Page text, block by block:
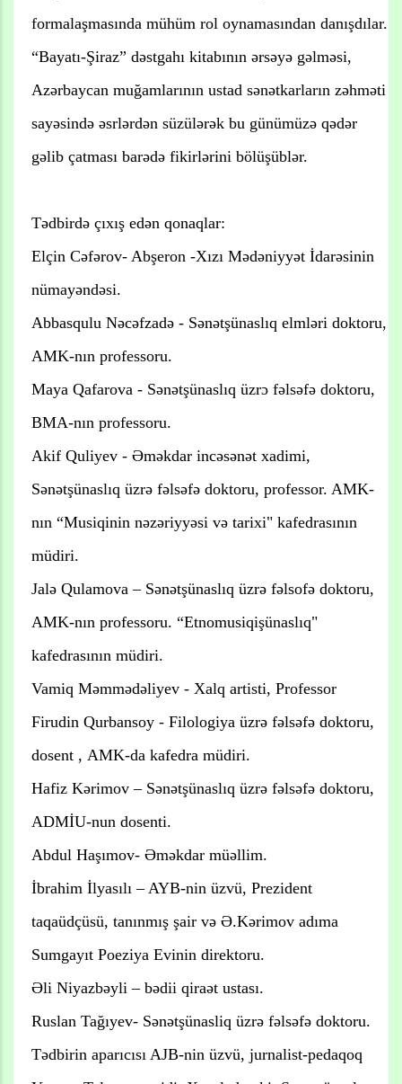
formalaşmasında mühüm rol oynamasından danışdılar.
“Bayatı-Şiraz” dəstgahı kitabının ərsəyə gəlməsi,
Azərbaycan muğamlarının ustad sənətkarların zəhməti
sayəsində əsrlərdən süzülərək bu günümüzə qədər
gəlib çatması barədə fikirlərini bölüşüblər.
Tədbirdə çıxış edən qonaqlar:
Elçin Cəfərov- Abşeron -Xızı Mədəniyyət İdarəsinin
nümayəndəsi.
Abbasqulu Nəcəfzadə - Sənətşünaslıq elmləri doktoru,
AMK-nın professoru.
Maya Qafarova - Sənətşünaslıq üzrɔ fəlsəfə doktoru,
BMA-nın professoru.
Akif Quliyev - Əməkdar incəsənət xadimi,
Sənətşünaslıq üzrə fəlsəfə doktoru, professor. AMK-
nın “Musiqinin nəzəriyyəsi və tarixi" kafedrasının
müdiri.
Jalə Qulamova – Sənətşünaslıq üzrə fəlsofə doktoru,
AMK-nın professoru. “Etnomusiqişünaslıq"
kafedrasının müdiri.
Vamiq Məmmədəliyev - Xalq artisti, Professor
Firudin Qurbansoy - Filologiya üzrə fəlsəfə doktoru,
dosent , AMK-da kafedra müdiri.
Hafiz Kərimov – Sənətşünaslıq üzrə fəlsəfə doktoru,
ADMİU-nun dosenti.
Abdul Haşımov- Əməkdar müəllim.
İbrahim İlyasılı – AYB-nin üzvü, Prezident
taqaüdçüsü, tanınmış şair və Ə.Kərimov adıma
Sumgayıt Poeziya Evinin direktoru.
Əli Niyazbəyli – bədii qiraət ustası.
Ruslan Tağıyev- Sənətşünasliq üzrə fəlsəfə doktoru.
Tədbirin aparıcısı AJB-nin üzvü, jurnalist-pedaqoq